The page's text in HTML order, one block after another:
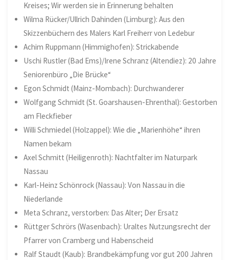
Kreises; Wir werden sie in Erinnerung behalten
Wilma Rücker/Ullrich Dahinden (Limburg): Aus den
Skizzenbüchern des Malers Karl Freiherr von Ledebur
Achim Ruppmann (Himmighofen): Strickabende
Uschi Rustler (Bad Ems)/Irene Schranz (Altendiez): 20 Jahre
Seniorenbüro „Die Brücke“
Egon Schmidt (Mainz-Mombach): Durchwanderer
Wolfgang Schmidt (St. Goarshausen-Ehrenthal): Gestorben
am Fleckfieber
Willi Schmiedel (Holzappel): Wie die „Marienhöhe“ ihren
Namen bekam
Axel Schmitt (Heiligenroth): Nachtfalter im Naturpark
Nassau
Karl-Heinz Schönrock (Nassau): Von Nassau in die
Niederlande
Meta Schranz, verstorben: Das Alter; Der Ersatz
Rüttger Schrörs (Wasenbach): Uraltes Nutzungsrecht der
Pfarrer von Cramberg und Habenscheid
Ralf Staudt (Kaub): Brandbekämpfung vor gut 200 Jahren